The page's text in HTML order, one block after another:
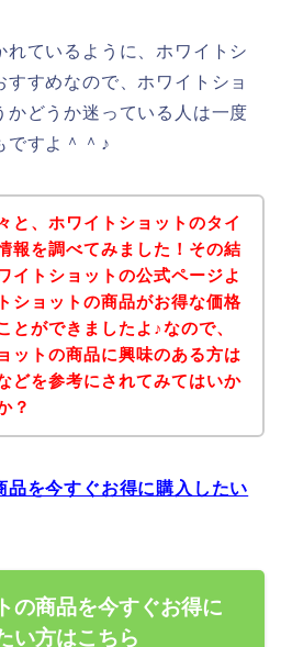
れているように、ホワイトシ
すすめなので、ホワイトショ
かどうか迷っている人は一度
ですよ＾＾♪
と、ホワイトショットのタイ
報を調べてみました！その結
イトショットの公式ページよ
ショットの商品がお得な価格
とができましたよ♪なので、
ットの商品に興味のある方は
どを参考にされてみてはいか
？
品を今すぐお得に購入したい
の商品を今すぐお得に
い方はこちら